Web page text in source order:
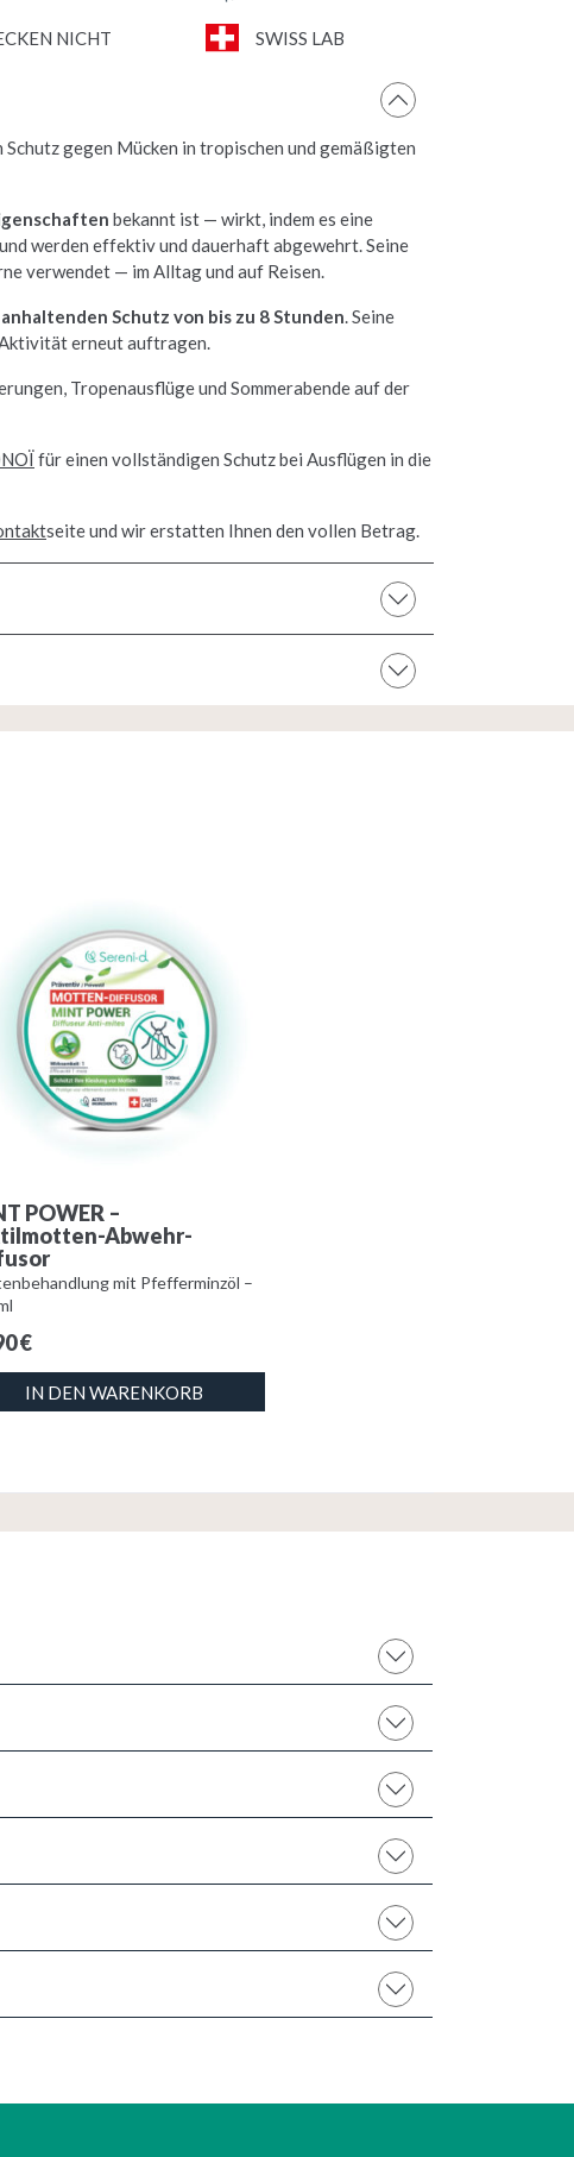
NICHT SWISS LAB
gegen Mücken in tropischen und gemäßigten
bekannt ist — wirkt, indem es eine
werden effektiv und dauerhaft abgewehrt. Seine
verwendet — im Alltag und auf Reisen.
Schutz von bis zu 8 Stunden. Seine
Aktivität erneut auftragen.
Tropenausflüge und Sommerabende auf der
für einen vollständigen Schutz bei Ausflügen in die
seite und wir erstatten Ihnen den vollen Betrag.
POWER –
Abwehr-
mit Pfefferminzöl –
€
IN DEN WARENKORB